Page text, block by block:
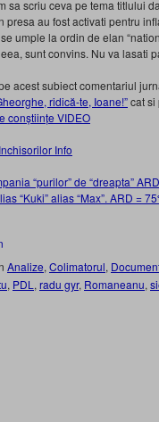
sa scriu ceva pe tema titlului
presa au fost activati pentru
umple la ordin de elan
sunt convins. Nu va lasati
acest subiect comentariul
ridică-te, Ioane!”cat si
conștiințe VIDEO
Info
“purilor” de “dreapta”
“Kuki” alias “Max”. ARD =
Analize, Colimatorul,
, PDL , radu gyr, Romaneanu,